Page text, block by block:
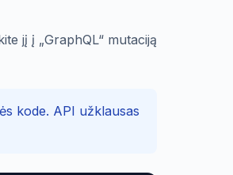
jį į „GraphQL“ mutaciją
kode. API užklausas